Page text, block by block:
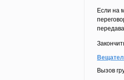
Если на
Вызов